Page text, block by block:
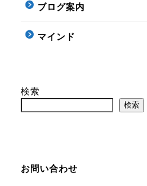
ブログ案内
マインド
検索
検索
お問い合わせ